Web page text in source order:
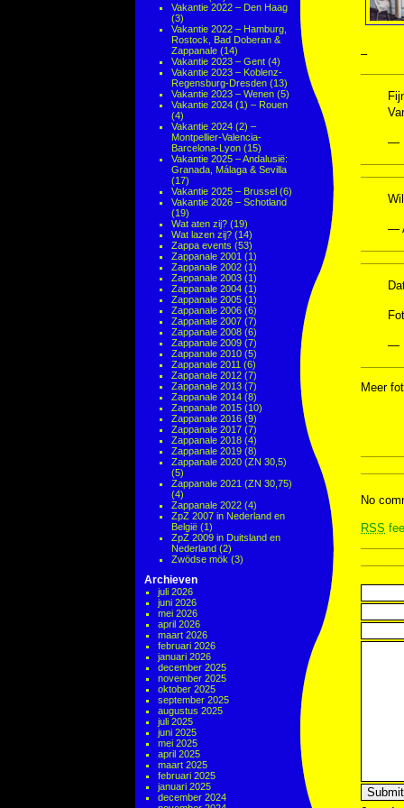
Vakantie 2022 – Den Haag
(3)
Vakantie 2022 – Hamburg,
Rostock, Bad Doberan &
Zappanale (14)
Vakantie 2023 – Gent (4)
Vakantie 2023 – Koblenz-
Regensburg-Dresden (13)
Vakantie 2023 – Wenen (5)
Vakantie 2024 (1) – Rouen
(4)
Vakantie 2024 (2) –
Montpellier-Valencia-
Barcelona-Lyon (15)
Vakantie 2025 – Andalusië:
Granada, Málaga & Sevilla
(17)
Vakantie 2025 – Brussel (6)
Vakantie 2026 – Schotland
(19)
Wat aten zij? (19)
Wat lazen zij? (14)
Zappa events (53)
Zappanale 2001 (1)
Zappanale 2002 (1)
Zappanale 2003 (1)
Zappanale 2004 (1)
Zappanale 2005 (1)
Zappanale 2006 (6)
Zappanale 2007 (7)
Zappanale 2008 (6)
Zappanale 2009 (7)
Zappanale 2010 (5)
Zappanale 2011 (6)
Zappanale 2012 (7)
Zappanale 2013 (7)
Zappanale 2014 (8)
Zappanale 2015 (10)
Zappanale 2016 (9)
Zappanale 2017 (7)
Zappanale 2018 (4)
Zappanale 2019 (8)
Zappanale 2020 (ZN 30,5)
(5)
Zappanale 2021 (ZN 30,75)
(4)
Zappanale 2022 (4)
ZpZ 2007 in Nederland en
België (1)
ZpZ 2009 in Duitsland en
Nederland (2)
Zwödse mök (3)
Archieven
juli 2026
juni 2026
mei 2026
april 2026
maart 2026
februari 2026
januari 2026
december 2025
november 2025
oktober 2025
september 2025
augustus 2025
juli 2025
juni 2025
mei 2025
april 2025
maart 2025
februari 2025
januari 2025
december 2024
–
—
—
—
Meer
No
RSS